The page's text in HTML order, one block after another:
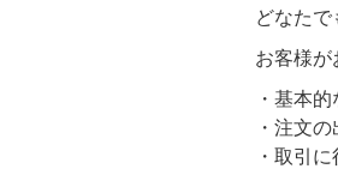
どなたで
お客様が
・基本
・注文
・取引